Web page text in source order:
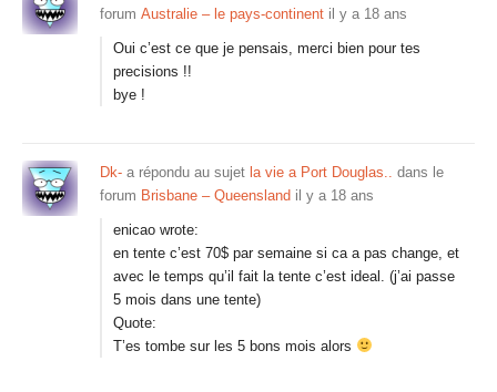
forum Australie – le pays-continent il y a 18 ans
Oui c’est ce que je pensais, merci bien pour tes
precisions !!
bye !
Dk- a répondu au sujet la vie a Port Douglas.. dans le
forum Brisbane – Queensland il y a 18 ans
enicao wrote:
en tente c’est 70$ par semaine si ca a pas change, et
avec le temps qu’il fait la tente c’est ideal. (j’ai passe
5 mois dans une tente)
Quote:
T’es tombe sur les 5 bons mois alors